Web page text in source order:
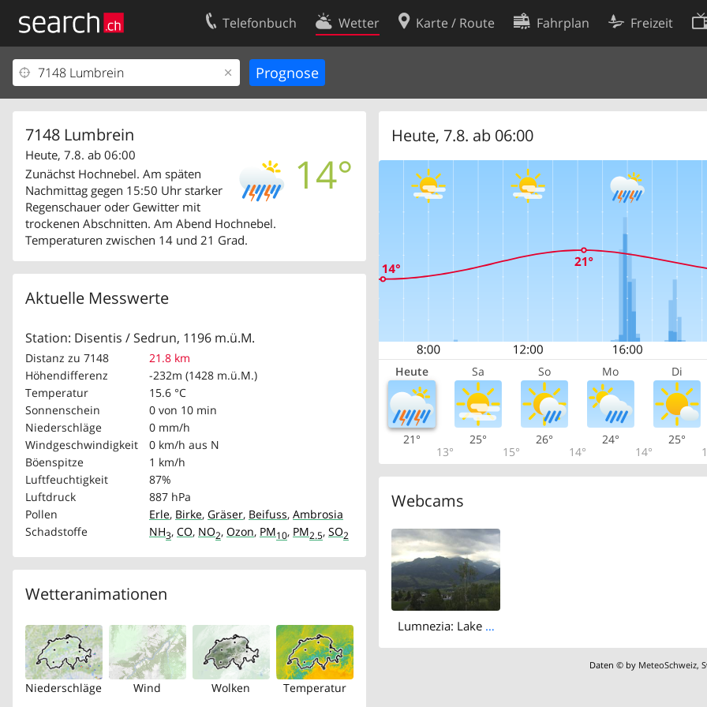
Telefonbuch Wetter Karte / Route Fahrplan Freizeit
7148 Lumbrein
14°
Heute, 7.8. ab 06:00
Zunächst Hochnebel. Am späten
Nachmittag gegen 15:50 Uhr starker
Regenschauer oder Gewitter mit
trockenen Abschnitten. Am Abend Hochnebel.
Temperaturen zwischen 14 und 21 Grad.
Aktuelle Messwerte
Station: Disentis / Sedrun, 1196 m.ü.M.
Distanz zu 7148
21.8 km
Höhendifferenz
-232m (1428 m.ü.M.)
Temperatur
15.6 °C
Sonnenschein
0 von 10 min
Niederschläge
0 mm/h
Windgeschwindigkeit
0 km/h aus N
Böenspitze
1 km/h
Luftfeuchtigkeit
87%
Luftdruck
887 hPa
Pollen
Erle, Birke, Gräser, Beifuss, Ambrosia
Schadstoffe
NH3, CO, NO2, Ozon, PM10, PM2.5, SO2
Wetteranimationen
Niederschläge Wind Wolken Temperatur
Heute, 7.8. ab 06:00
Heute Sa So Mo Di
21°
13°
25°
15°
26°
14°
24°
14°
25°
Webcams
Lumnezia: Lake Davos Munts
Daten © by MeteoSchweiz,
Ihr Eintrag
Kundencenter Geschäftskunden
Kontakt
Nutzungsbedingungen
Cookie-Einstellungen